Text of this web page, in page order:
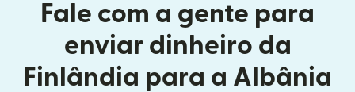
Fale com a gente para
enviar dinheiro da
Finlândia para a Albânia